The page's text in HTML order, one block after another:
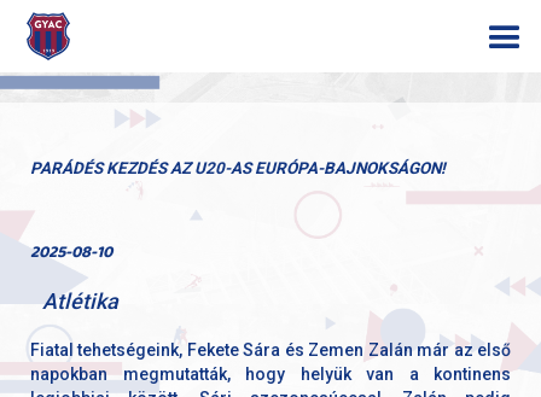
PARÁDÉS KEZDÉS AZ U20-AS EURÓPA-BAJNOKSÁGON!
2025-08-10
Atlétika
Fiatal tehetségeink, Fekete Sára és Zemen Zalán már az első
napokban megmutatták, hogy helyük van a kontinens